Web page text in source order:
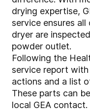
drying expertise,
service ensures
dryer are
powder outlet.
Following the
service report
actions and a list
These parts can
local GEA